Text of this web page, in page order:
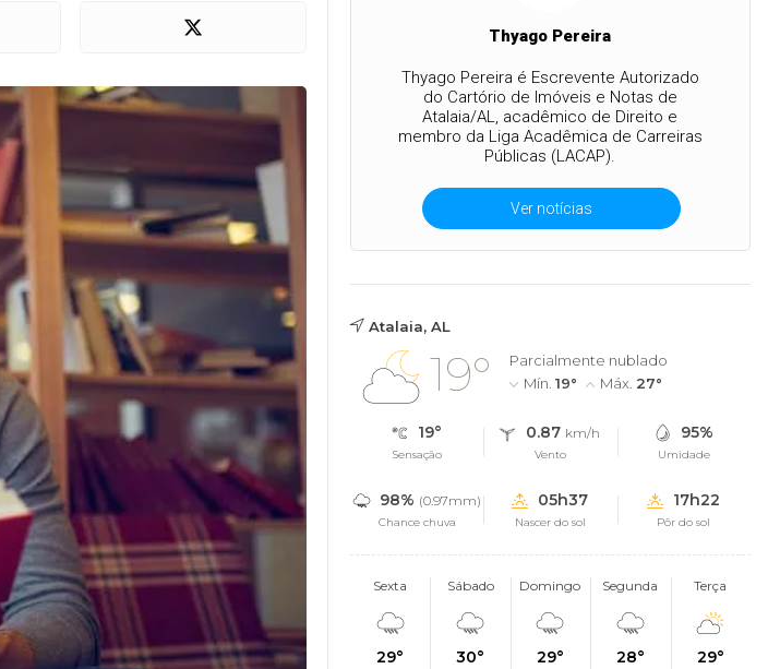
Thyago Pereira
Thyago Pereira é Escrevente Autorizado
do Cartório de Imóveis e Notas de
Atalaia/AL, acadêmico de Direito e
membro da Liga Acadêmica de Carreiras
Públicas (LACAP).
Ver notícias
Atalaia, AL
19°
Parcialmente nublado
Mín. 19° Máx. 27°
19°
Sensação
0.87 km/h
Vento
95%
Umidade
98% (0.97mm)
Chance chuva
05h37
Nascer do sol
17h22
Pôr do sol
Sexta
29°
Sábado
30°
Domingo
29°
Segunda
28°
Terça
29°